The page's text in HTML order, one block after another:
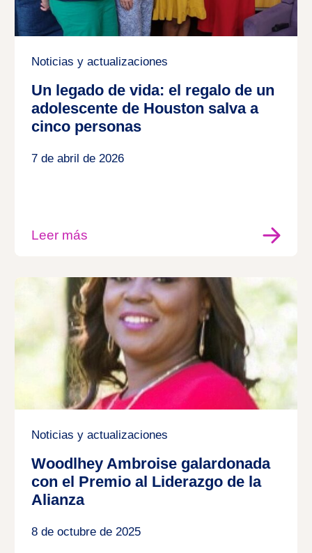
Noticias y actualizaciones
Un legado de vida: el regalo de un
adolescente de Houston salva a
cinco personas
7 de abril de 2026
Leer más
Noticias y actualizaciones
Woodlhey Ambroise galardonada
con el Premio al Liderazgo de la
Alianza
8 de octubre de 2025